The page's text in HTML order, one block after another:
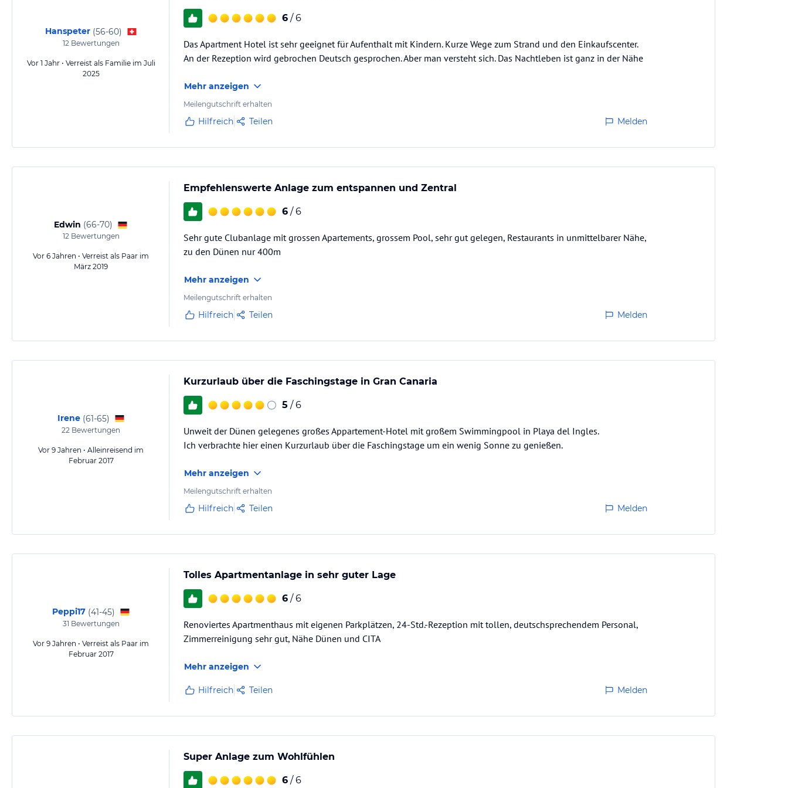
Hanspeter (56-60)
12Bewertungen
Vor 1 Jahr • Verreist als Familie im Juli
2025
6 / 6
Das Apartment Hotel ist sehr geeignet für Aufenthalt mit Kindern. Kurze Wege zum Strand und den Einkaufscenter.
An der Rezeption wird gebrochen Deutsch gesprochen. Aber man versteht sich. Das Nachtleben ist ganz in der Nähe
Mehr anzeigen
Meilengutschrift erhalten
Hilfreich Teilen Melden
Edwin (66-70)
12Bewertungen
Vor 6 Jahren • Verreist als Paar im
März 2019
Empfehlenswerte Anlage zum entspannen und Zentral
6 / 6
Sehr gute Clubanlage mit grossen Apartements, grossem Pool, sehr gut gelegen, Restaurants in unmittelbarer Nähe,
zu den Dünen nur 400m
Mehr anzeigen
Meilengutschrift erhalten
Hilfreich Teilen Melden
Irene (61-65)
22 Bewertungen
Vor 9 Jahren • Alleinreisend im
Februar 2017
Kurzurlaub über die Faschingstage in Gran Canaria
5 / 6
Unweit der Dünen gelegenes großes Appartement-Hotel mit großem Swimmingpool in Playa del Ingles.
Ich verbrachte hier einen Kurzurlaub über die Faschingstage um ein wenig Sonne zu genießen.
Mehr anzeigen
Meilengutschrift erhalten
Hilfreich Teilen Melden
Peppi17 (41-45)
31 Bewertungen
Vor 9 Jahren • Verreist als Paar im
Februar 2017
Tolles Apartmentanlage in sehr guter Lage
6 / 6
Renoviertes Apartmenthaus mit eigenen Parkplätzen, 24-Std.-Rezeption mit tollen, deutschsprechendem Personal,
Zimmerreinigung sehr gut, Nähe Dünen und CITA
Mehr anzeigen
Hilfreich Teilen Melden
Super Anlage zum Wohlfühlen
6 / 6